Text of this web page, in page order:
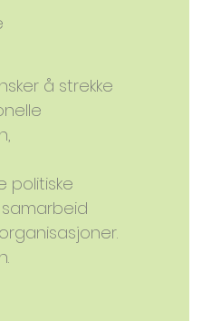
å strekke
politiske